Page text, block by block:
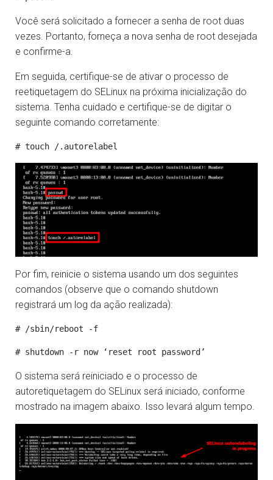
Você será solicitado a fornecer a senha de root duas
vezes. Portanto, forneça a nova senha de root desejada
e confirme-a.
Em seguida, certifique-se de ativar o processo de
reetiquetagem do SELinux na próxima inicialização do
sistema. Tenha cuidado e certifique-se de digitar o
seguinte comando corretamente:
Por fim, reinicie o sistema usando um dos seguintes
comandos (observe que o comando shutdown
registrará um log da ação realizada):
O sistema será reiniciado e o processo de
autoretiquetagem do SELinux será iniciado, conforme
mostrado na imagem abaixo. Isso levará algum tempo.